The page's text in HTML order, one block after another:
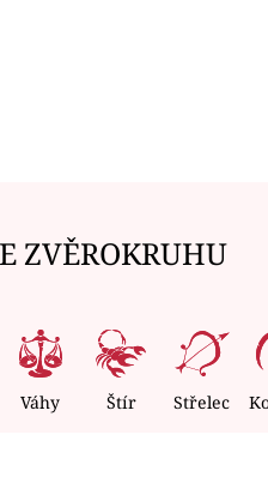
ZVĚROKRUHU
Váhy Štír Střelec